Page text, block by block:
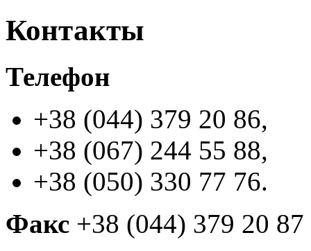
Контакты
Телефон
+38 (044) 379 20 86,
+38 (067) 244 55 88,
+38 (050) 330 77 76.
Факс +38 (044) 379 20 87